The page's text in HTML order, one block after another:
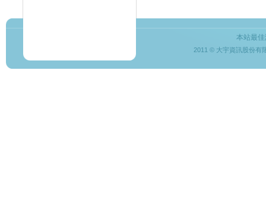
本站最
2011 © 大宇資訊股份有